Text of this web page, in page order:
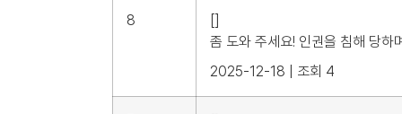
8
[]
좀 도와 주세요! 인권을 침해 당하
2025-12-18
조회 4